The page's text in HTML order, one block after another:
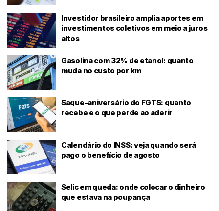
Investidor brasileiro amplia aportes em
investimentos coletivos em meio a juros
altos
Gasolina com 32% de etanol: quanto
muda no custo por km
Saque-aniversário do FGTS: quanto
recebe e o que perde ao aderir
Calendário do INSS: veja quando será
pago o benefício de agosto
Selic em queda: onde colocar o dinheiro
que estava na poupança